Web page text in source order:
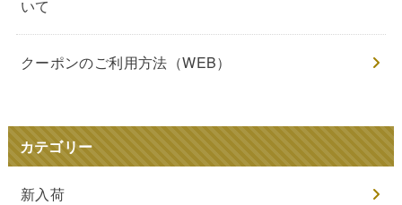
いて
クーポンのご利用方法（WEB）
カテゴリー
新入荷